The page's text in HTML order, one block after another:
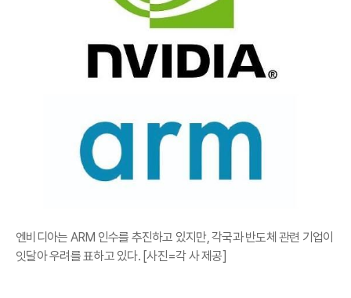
엔비디아는 ARM 인수를 추진하고 있지만, 각국과 반도체 관련 기업이
잇달아 우려를 표하고 있다. [사진=각 사 제공]